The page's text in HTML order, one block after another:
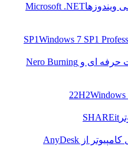
Microsoft .NET
Windows 7 SP1
Nero Burning
ازAnyDesk